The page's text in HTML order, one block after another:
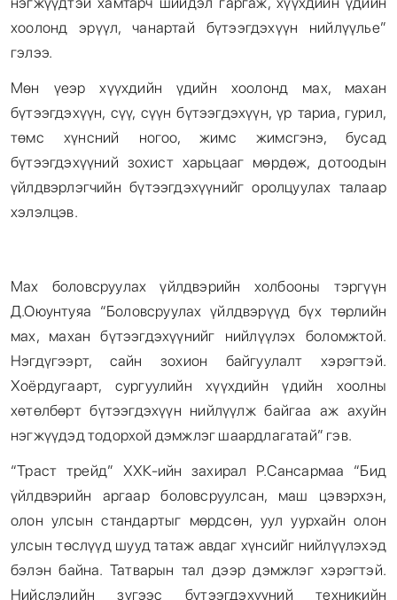
хоолонд эрүүл, чанартай бүтээгдэхүүн нийлүүлье”
гэлээ.
Мөн үеэр хүүхдийн үдийн хоолонд мах, махан
бүтээгдэхүүн, сүү, сүүн бүтээгдэхүүн, үр тариа, гурил,
төмс хүнсний ногоо, жимс жимсгэнэ, бусад
бүтээгдэхүүний зохист харьцааг мөрдөж, дотоодын
үйлдвэрлэгчийн бүтээгдэхүүнийг оролцуулах талаар
хэлэлцэв.
Мах боловсруулах үйлдвэрийн холбооны тэргүүн
Д.Оюунтуяа “Боловсруулах үйлдвэрүүд бүх төрлийн
мах, махан бүтээгдэхүүнийг нийлүүлэх боломжтой.
Нэгдүгээрт, сайн зохион байгуулалт хэрэгтэй.
Хоёрдугаарт, сургуулийн хүүхдийн үдийн хоолны
хөтөлбөрт бүтээгдэхүүн нийлүүлж байгаа аж ахуйн
нэгжүүдэд тодорхой дэмжлэг шаардлагатай” гэв.
“Траст трейд” ХХК-ийн захирал Р.Сансармаа “Бид
үйлдвэрийн аргаар боловсруулсан, маш цэвэрхэн,
олон улсын стандартыг мөрдсөн, уул уурхайн олон
улсын төслүүд шууд татаж авдаг хүнсийг нийлүүлэхэд
бэлэн байна. Татварын тал дээр дэмжлэг хэрэгтэй.
Нийслэлийн зүгээс бүтээгдэхүүний техникийн